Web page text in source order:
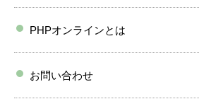
PHPオンラインとは
お問い合わせ